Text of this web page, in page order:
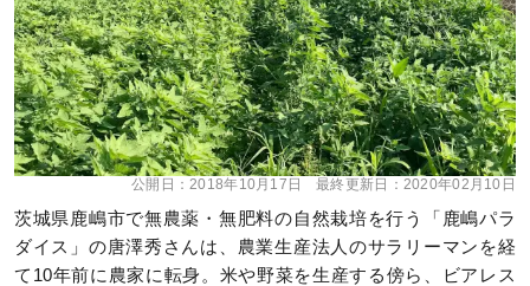
公開日：2018年10月17日 最終更新日： 2020年02月10日
茨城県鹿嶋市で無農薬・無肥料の自然栽培を行う「鹿嶋パラ
ダイス」の唐澤秀さんは、農業生産法人のサラリーマンを経
て10年前に農家に転身。米や野菜を生産する傍ら、ビアレス